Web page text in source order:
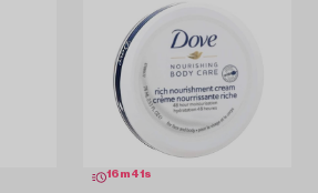
16 m 39s